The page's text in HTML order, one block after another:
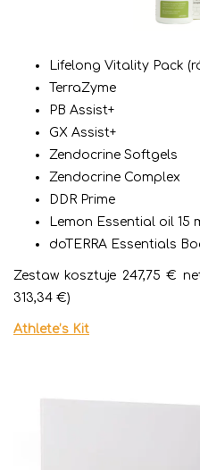
Lifelong Vitality Pack
TerraZyme
PB Assist+
GX Assist+
Zendocrine Softgels
Zendocrine Complex
DDR Prime
Lemon Essential oil 15
doTERRA Essentials
Zestaw kosztuje 247,75 €
313,34 €)
Athlete’s Kit